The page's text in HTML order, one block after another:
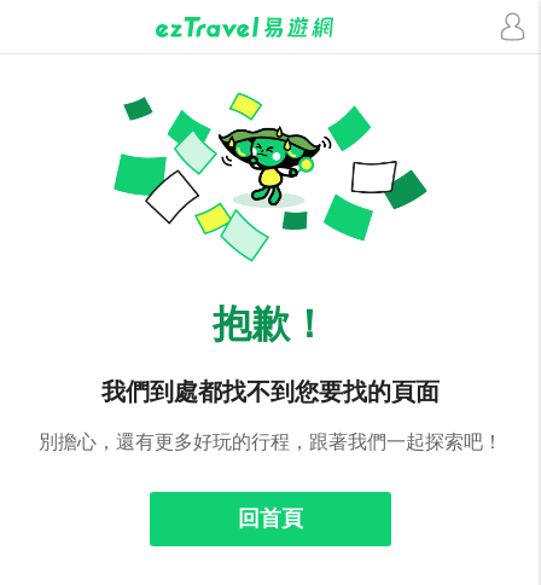
抱歉！
我們到處都找不到您要找的頁面
別擔心，還有更多好玩的行程，跟著我們一起探索吧！
回首頁